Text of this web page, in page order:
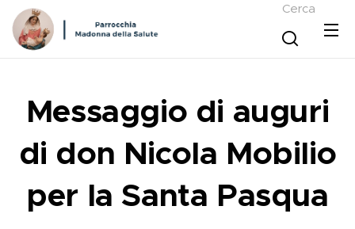
Cerca
Messaggio di auguri
di don Nicola Mobilio
per la Santa Pasqua